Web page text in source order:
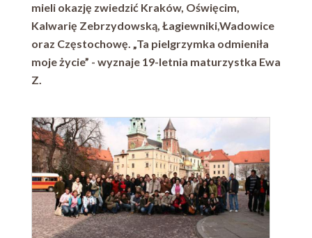
mieli okazję zwiedzić Kraków, Oświęcim,
Kalwarię Zebrzydowską, Łagiewniki,Wadowice
oraz Częstochowę. „Ta pielgrzymka odmieniła
moje życie” - wyznaje 19-letnia maturzystka Ewa
Z.